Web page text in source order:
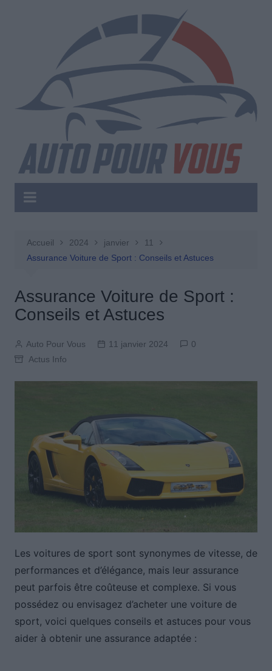
Accueil 2024 janvier
11
Assurance Voiture de Sport : Conseils et Astuces
Assurance Voiture de Sport :
Conseils et Astuces
Auto Pour Vous 11 janvier 2024
0
Actus Info
Les voitures de sport sont synonymes de vitesse, de
performances et d’élégance, mais leur assurance
peut parfois être coûteuse et complexe. Si vous
possédez ou envisagez d’acheter une voiture de
sport, voici quelques conseils et astuces pour vous
aider à obtenir une assurance adaptée :